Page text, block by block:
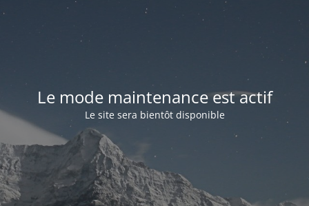
Le mode maintenance est actif
Le site sera bientôt disponible